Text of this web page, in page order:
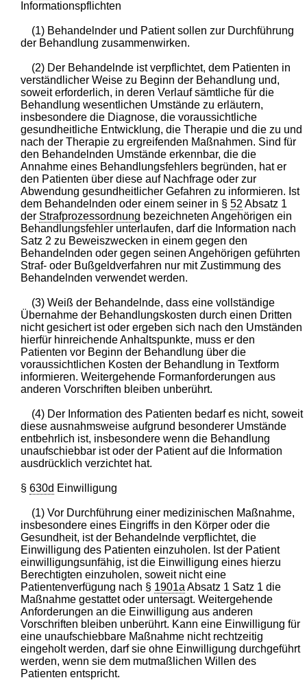
Informationspflichten
(1) Behandelnder und Patient sollen zur Durchführung
der Behandlung zusammenwirken.
(2) Der Behandelnde ist verpflichtet, dem Patienten in
verständlicher Weise zu Beginn der Behandlung und,
soweit erforderlich, in deren Verlauf sämtliche für die
Behandlung wesentlichen Umstände zu erläutern,
insbesondere die Diagnose, die voraussichtliche
gesundheitliche Entwicklung, die Therapie und die zu und
nach der Therapie zu ergreifenden Maßnahmen. Sind für
den Behandelnden Umstände erkennbar, die die
Annahme eines Behandlungsfehlers begründen, hat er
den Patienten über diese auf Nachfrage oder zur
Abwendung gesundheitlicher Gefahren zu informieren. Ist
dem Behandelnden oder einem seiner in §52 Absatz 1
der Strafprozessordnung bezeichneten Angehörigen ein
Behandlungsfehler unterlaufen, darf die Information nach
Satz 2 zu Beweiszwecken in einem gegen den
Behandelnden oder gegen seinen Angehörigen geführten
Straf- oder Bußgeldverfahren nur mit Zustimmung des
Behandelnden verwendet werden.
(3) Weiß der Behandelnde, dass eine vollständige
Übernahme der Behandlungskosten durch einen Dritten
nicht gesichert ist oder ergeben sich nach den Umständen
hierfür hinreichende Anhaltspunkte, muss er den
Patienten vor Beginn der Behandlung über die
voraussichtlichen Kosten der Behandlung in Textform
informieren. Weitergehende Formanforderungen aus
anderen Vorschriften bleiben unberührt.
(4) Der Information des Patienten bedarf es nicht, soweit
diese ausnahmsweise aufgrund besonderer Umstände
entbehrlich ist, insbesondere wenn die Behandlung
unaufschiebbar ist oder der Patient auf die Information
ausdrücklich verzichtet hat.
§630d Einwilligung
(1) Vor Durchführung einer medizinischen Maßnahme,
insbesondere eines Eingriffs in den Körper oder die
Gesundheit, ist der Behandelnde verpflichtet, die
Einwilligung des Patienten einzuholen. Ist der Patient
einwilligungsunfähig, ist die Einwilligung eines hierzu
Berechtigten einzuholen, soweit nicht eine
Patientenverfügung nach § 1901a Absatz 1 Satz 1 die
Maßnahme gestattet oder untersagt. Weitergehende
Anforderungen an die Einwilligung aus anderen
Vorschriften bleiben unberührt. Kann eine Einwilligung für
eine unaufschiebbare Maßnahme nicht rechtzeitig
eingeholt werden, darf sie ohne Einwilligung durchgeführt
werden, wenn sie dem mutmaßlichen Willen des
Patienten entspricht.